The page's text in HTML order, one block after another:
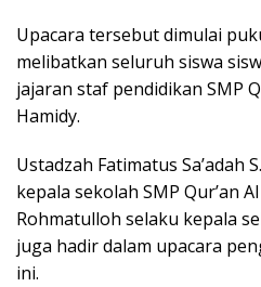
Upacara tersebut dimulai
melibatkan seluruh siswa
jajaran staf pendidikan SMP
Hamidy.
Ustadzah Fatimatus Sa’adah
kepala sekolah SMP Qur’an
Rohmatulloh selaku kepala
juga hadir dalam upacara
ini.